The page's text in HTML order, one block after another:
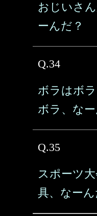
おじいさ
ーんだ？
Q.34
ボラはボ
ボラ、なー
Q.35
スポーツ
具、なーん